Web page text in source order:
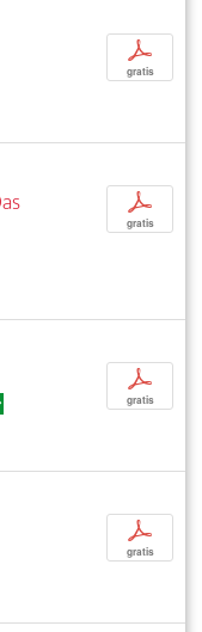
p
gratis
p
gratis
p
gratis
p
gratis